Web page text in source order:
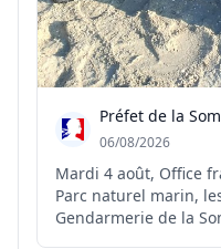
Préfet de la
06/08/2026
Mardi 4 août, Office
Parc naturel marin,
Gendarmerie de la